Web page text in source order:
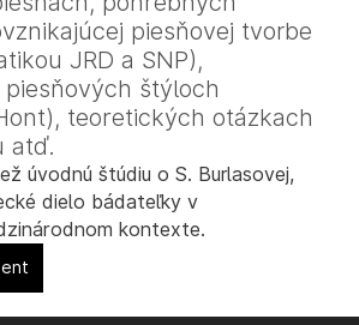
piesňovej tvorbe
JRD a SNP),
štýloch
teoretických otázkach
atď.
úvodnú štúdiu o S. Burlasovej,
dielo bádateľky v
kontexte.